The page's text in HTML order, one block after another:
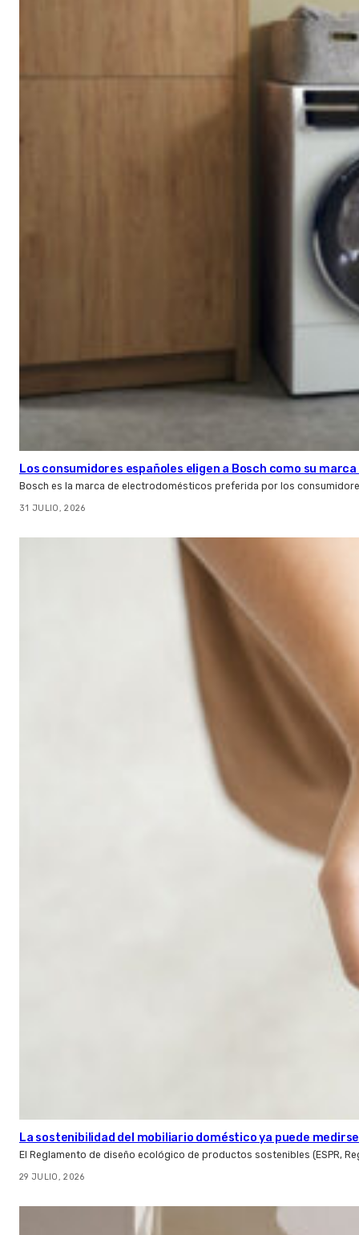
Los consumidores españoles eligen a Bosch como su
Bosch es la marca de electrodomésticos preferida por los
31 JULIO, 2026
La sostenibilidad del mobiliario doméstico ya puede
El Reglamento de diseño ecológico de productos sostenibles (ESPR,
29 JULIO, 2026